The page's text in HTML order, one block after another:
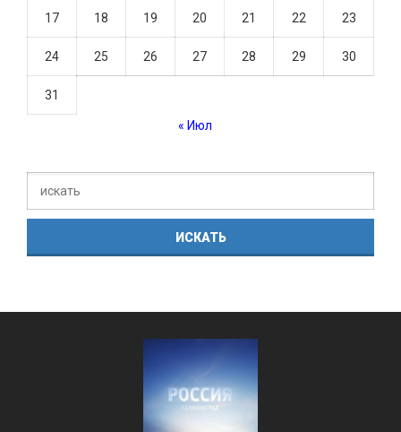
17 18 19 20 21 22 23
24 25 26 27 28 29 30
31
« Июл